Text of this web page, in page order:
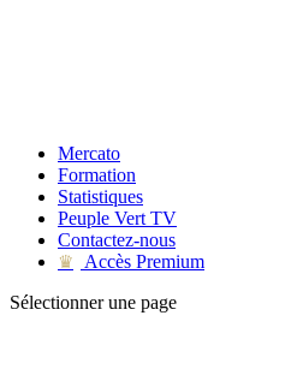
Mercato
Formation
Statistiques
Peuple Vert TV
Contactez-nous
♛
Accès Premium
Sélectionner une page